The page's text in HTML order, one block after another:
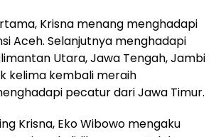
Krisna menang menghadapi
Aceh. Selanjutnya menghadapi
Utara, Jawa Tengah, Jambi
kelima kembali meraih
pecatur dari Jawa Timur.
Krisna, Eko Wibowo mengaku